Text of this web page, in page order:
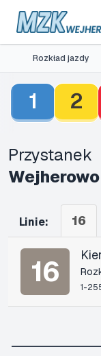
Rozkład jazdy
1 2
Przystanek
Linie: 16
16 1-